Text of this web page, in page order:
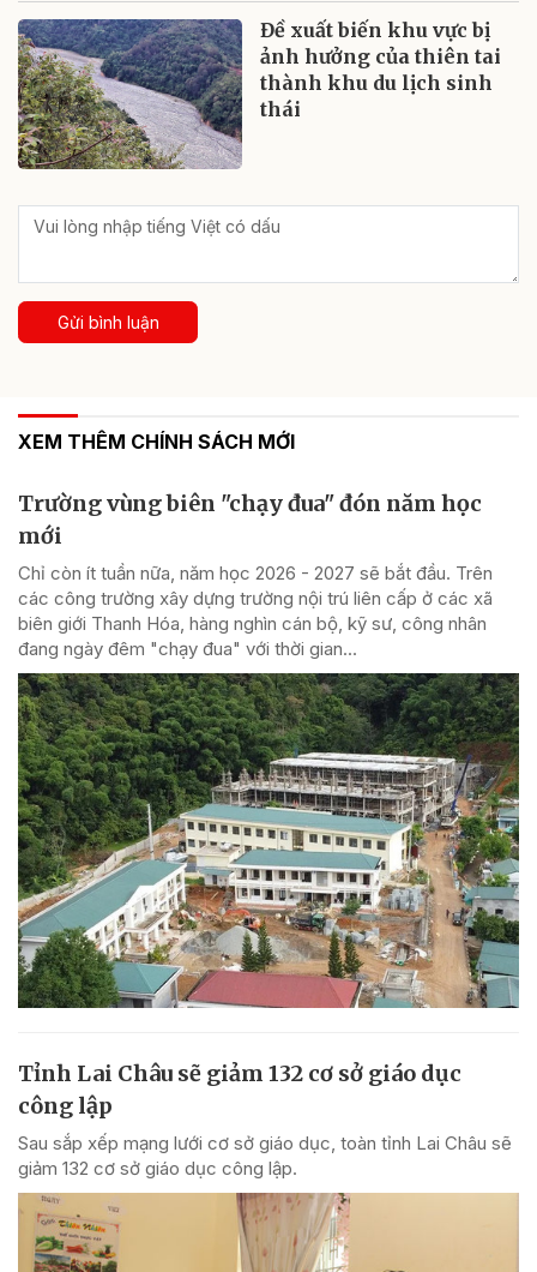
Đề xuất biến khu vực bị
ảnh hưởng của thiên tai
thành khu du lịch sinh
thái
Gửi bình luận
XEM THÊM CHÍNH SÁCH MỚI
Trường vùng biên "chạy đua" đón năm học
mới
Chỉ còn ít tuần nữa, năm học 2026 - 2027 sẽ bắt đầu. Trên
các công trường xây dựng trường nội trú liên cấp ở các xã
biên giới Thanh Hóa, hàng nghìn cán bộ, kỹ sư, công nhân
đang ngày đêm "chạy đua" với thời gian...
Tỉnh Lai Châu sẽ giảm 132 cơ sở giáo dục
công lập
Sau sắp xếp mạng lưới cơ sở giáo dục, toàn tỉnh Lai Châu sẽ
giảm 132 cơ sở giáo dục công lập.